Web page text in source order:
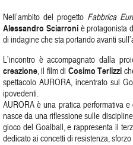
Nell’ambito del progetto Fabbrica
Alessandro Sciarroniè protagonista
di indagine che sta portando avanti
L’incontro è accompagnato dalla
creazione, il film di Cosimo Terlizzi
spettacolo AURORA, incentrato sul
ipovedenti.
AURORA è una pratica performativa
nasce da una riflessione sulle
gioco del Goalball, e rappresenta il
dedicato ai concetti di resistenza,